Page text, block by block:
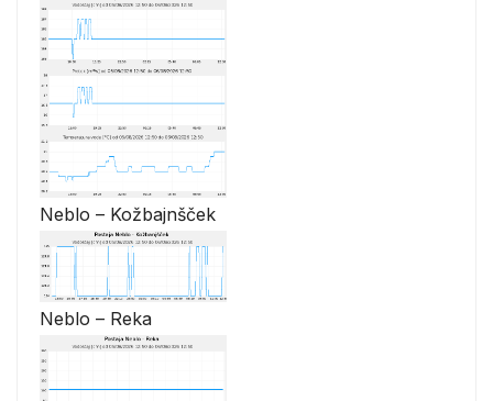
Neblo – Kožbajnšček
Neblo – Reka